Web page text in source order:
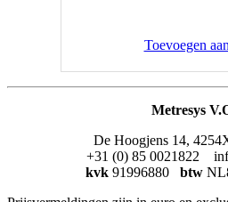
Toevoegen
Metresys
De Hoogjens 14,
+31 (0) 85 0021822
kvk 91996880 btw